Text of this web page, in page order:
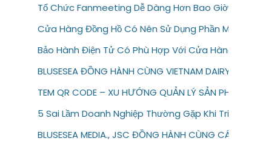
Tổ Chức Fanmeeting Dễ Dàng Hơn Bao Giờ Hết Với
Cửa Hàng Đồng Hồ Có Nên Sử Dụng Phần Mềm Bảo
Bảo Hành Điện Tử Có Phù Hợp Với Cửa Hàng Sửa
BLUSESEA ĐỒNG HÀNH CÙNG VIETNAM DAIRY 2026
TEM QR CODE – XU HƯỚNG QUẢN LÝ SẢN PHẨM & BẢO
5 Sai Lầm Doanh Nghiệp Thường Gặp Khi Triển Khai
BLUSESEA MEDIA., JSC ĐỒNG HÀNH CÙNG CÁC